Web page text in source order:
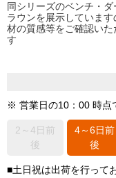
同シリーズのベンチ・ダ
ラウンを展示しています
材の質感等をご確認いた
す
※ 営業日の10：00 時点
2～4日前
後
4～6日前
後
■土日祝は出荷を行って